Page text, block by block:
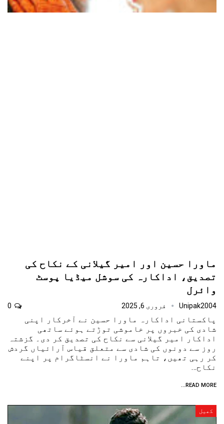
ماورا حسین اور امیر گیلانی کے نکاح کی
تصدیق، اداکارہ کی سوشل میڈیا پوسٹ
وائرل
Unipak2004 فروری 6, 2025
پاکستانی اداکارہ ماورا حسین نے آخرکار اپنی
شادی کی خبروں پر خاموشی توڑتے ہوئے ساتھی
اداکار امیر گیلانی سے نکاح کی تصدیق کر دی۔ گزشتہ
روز سے دونوں کی شادی سے متعلق قیاس آرائیاں گردش
کر رہی تھیں، تاہم ماورا نے انسٹاگرام پر اپنے
نکاح…
READ MORE...
کھیل